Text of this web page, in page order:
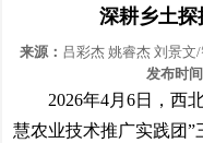
深耕乡土
来源： 吕彩杰 姚睿杰 刘景
发布时间
2026年4月6日，西北
慧农业技术推广实践团